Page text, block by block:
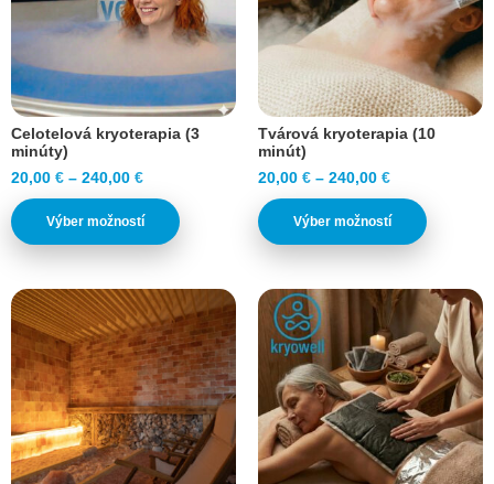
Celotelová kryoterapia (3
minúty)
20,00 € – 240,00 €
Výber možností
Tvárová kryoterapia (10
minút)
20,00 € – 240,00 €
Výber možností